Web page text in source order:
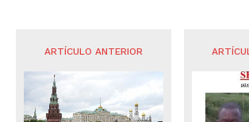
ARTÍCULO ANTERIOR